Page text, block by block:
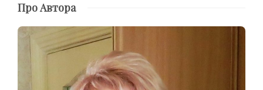
Про Автора